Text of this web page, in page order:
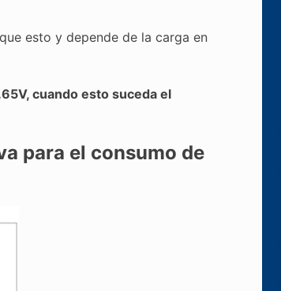
esto y depende de la carga en
cuando esto suceda el
para el consumo de